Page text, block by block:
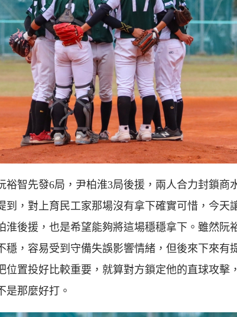
裕智先發6局，尹柏淮3局後援，兩人合力封鎖商
到，對上育民工家那場沒有拿下確實可惜，今天
淮後援，也是希望能夠將這場穩穩拿下。雖然阮
穩，容易受到守備失誤影響情緒，但後來下來有
位置投好比較重要，就算對方鎖定他的直球攻擊
是那麼好打。